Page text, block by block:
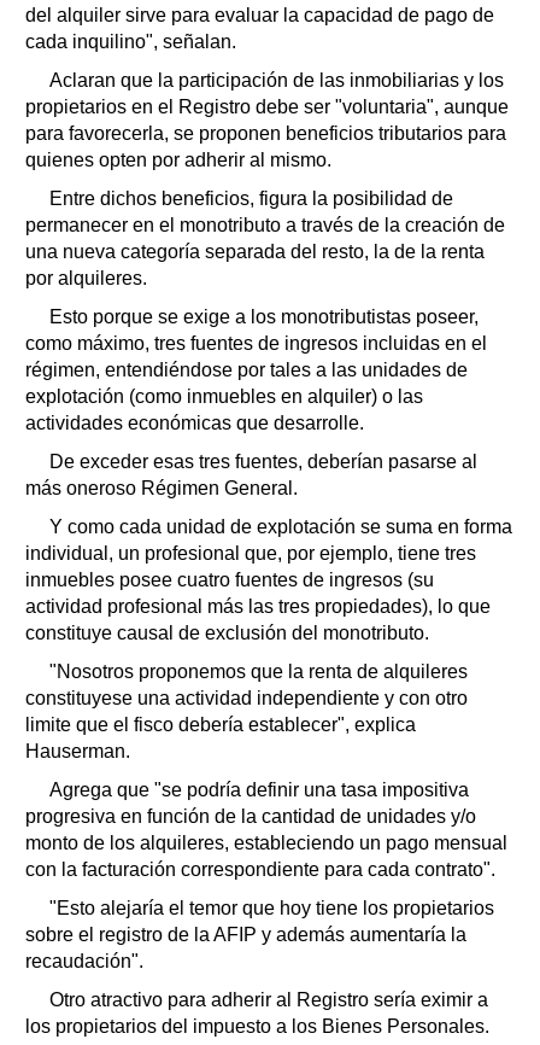
del alquiler sirve para evaluar la capacidad de pago de
cada inquilino", señalan.
Aclaran que la participación de las inmobiliarias y los
propietarios en el Registro debe ser "voluntaria", aunque
para favorecerla, se proponen beneficios tributarios para
quienes opten por adherir al mismo.
Entre dichos beneficios, figura la posibilidad de
permanecer en el monotributo a través de la creación de
una nueva categoría separada del resto, la de la renta
por alquileres.
Esto porque se exige a los monotributistas poseer,
como máximo, tres fuentes de ingresos incluidas en el
régimen, entendiéndose por tales a las unidades de
explotación (como inmuebles en alquiler) o las
actividades económicas que desarrolle.
De exceder esas tres fuentes, deberían pasarse al
más oneroso Régimen General.
Y como cada unidad de explotación se suma en forma
individual, un profesional que, por ejemplo, tiene tres
inmuebles posee cuatro fuentes de ingresos (su
actividad profesional más las tres propiedades), lo que
constituye causal de exclusión del monotributo.
"Nosotros proponemos que la renta de alquileres
constituyese una actividad independiente y con otro
limite que el fisco debería establecer", explica
Hauserman.
Agrega que "se podría definir una tasa impositiva
progresiva en función de la cantidad de unidades y/o
monto de los alquileres, estableciendo un pago mensual
con la facturación correspondiente para cada contrato".
"Esto alejaría el temor que hoy tiene los propietarios
sobre el registro de la AFIP y además aumentaría la
recaudación".
Otro atractivo para adherir al Registro sería eximir a
los propietarios del impuesto a los Bienes Personales.